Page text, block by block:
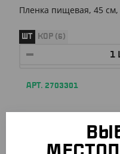
Пленка пищевая, 45
ШТ КОР (6)
АРТ. 2703301